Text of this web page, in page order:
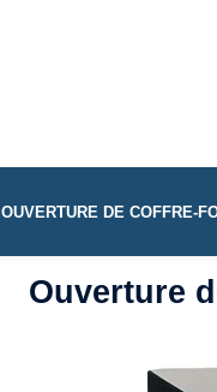
OUVERTURE DE COFFRE-
Ouverture